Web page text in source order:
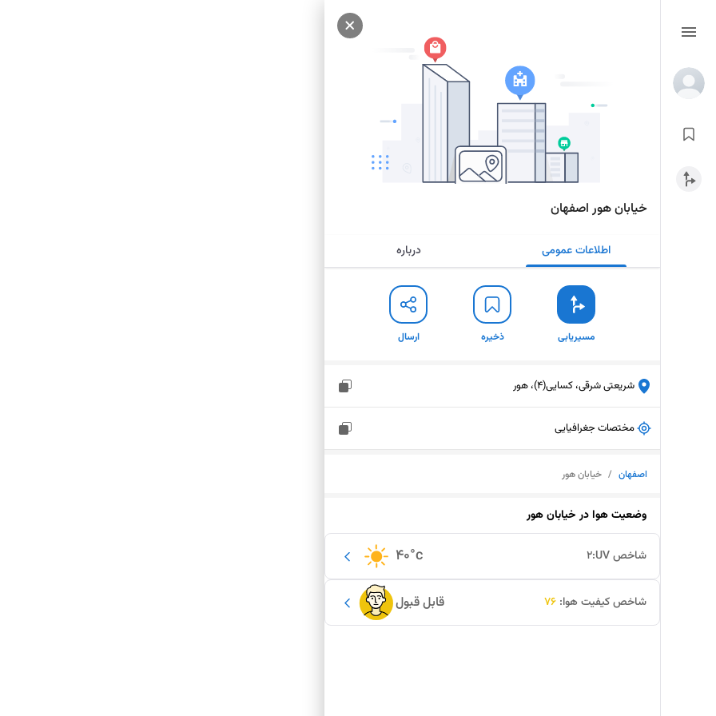
خیابان هور اصفهان
اطلاعات عمومی درباره
مسیریابی ذخیره ارسال
شریعتی شرقی، کسایی(4)، هور
مختصات جغرافیایی
اصفهان / خیابان هور
وضعیت هوا درخیابان هور
40°c شاخص UV: 2
قابل قبول شاخص کیفیت هوا: 76